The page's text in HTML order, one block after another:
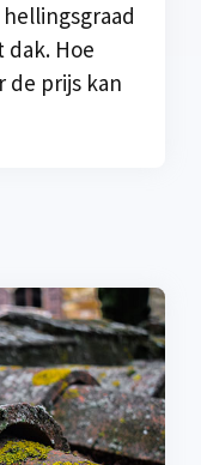
Hoe
de prijs kan